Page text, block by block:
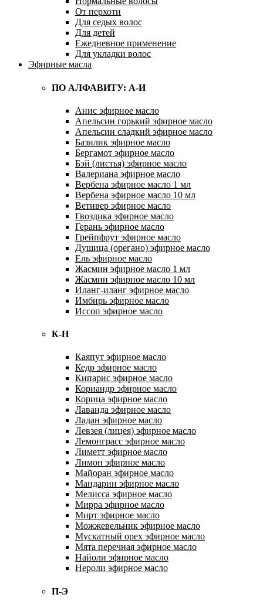
От перхоти
Для седых волос
Для детей
Ежедневное применение
Для укладки волос
Эфирные масла
ПО АЛФАВИТУ: А-И
Анис эфирное масло
Апельсин горький эфирное масло
Апельсин сладкий эфирное масло
Базилик эфирное масло
Бергамот эфирное масло
Бэй (листья) эфирное масло
Валериана эфирное масло
Вербена эфирное масло 1 мл
Вербена эфирное масло 10 мл
Ветивер эфирное масло
Гвоздика эфирное масло
Герань эфирное масло
Грейпфрут эфирное масло
Душица (орегано) эфирное масло
Ель эфирное масло
Жасмин эфирное масло 1 мл
Жасмин эфирное масло 10 мл
Иланг-иланг эфирное масло
Имбирь эфирное масло
Иссоп эфирное масло
К-Н
Каяпут эфирное масло
Кедр эфирное масло
Кипарис эфирное масло
Кориандр эфирное масло
Корица эфирное масло
Лаванда эфирное масло
Ладан эфирное масло
Левзея (лицея) эфирное масло
Лемонграсс эфирное масло
Лиметт эфирное масло
Лимон эфирное масло
Майоран эфирное масло
Мандарин эфирное масло
Мелисса эфирное масло
Мирра эфирное масло
Мирт эфирное масло
Можжевельник эфирное масло
Мускатный орех эфирное масло
Мята перечная эфирное масло
Найоли эфирное масло
Нероли эфирное масло
П-Э